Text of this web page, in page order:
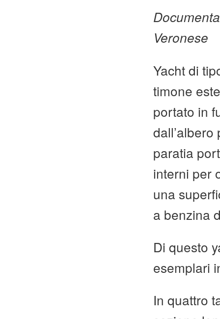
Veronese
Yacht di
timone
portato in
paratia
interni per
una
a benzina
Di questo
esemplari
In quattro